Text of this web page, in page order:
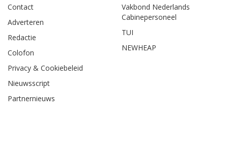
Contact
Adverteren
Redactie
Colofon
Privacy & Cookiebeleid
Nieuwsscript
Partnernieuws
Vakbond Nederlands
Cabinepersoneel
TUI
NEWHEAP